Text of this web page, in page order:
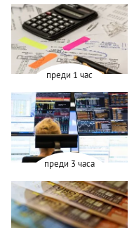
преди 1 час
преди 3 часа